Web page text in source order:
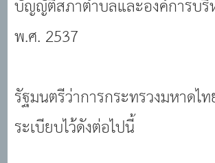
บัญญัติสภาตำบลและองค์การบริ
พ.ศ. 2537
รัฐมนตรีว่าการกระทรวงมหาดไ
ระเบียบไว้ดังต่อไปนี้